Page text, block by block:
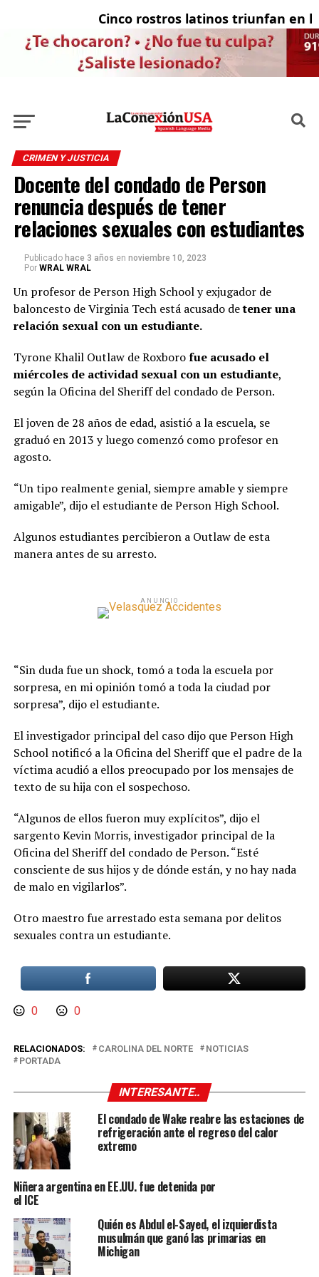
Cinco rostros latinos triunfan en la
CRIMEN Y JUSTICIA
Docente del condado de Person
renuncia después de tener
relaciones sexuales con estudiantes
Publicado hace 3 años en noviembre 10, 2023
Por WRAL WRAL
Un profesor de Person High School y exjugador de
baloncesto de Virginia Tech está acusado detener una
relación sexual con un estudiante.
Tyrone Khalil Outlaw de Roxborofue acusado el
miércoles de actividad sexual con un estudiante,
según la Oficina del Sheriff del condado de Person.
El joven de 28 años de edad, asistió a la escuela, se
graduó en 2013 y luego comenzó como profesor en
agosto.
“Un tipo realmente genial, siempre amable y siempre
amigable”, dijo el estudiante de Person High School.
Algunos estudiantes percibieron a Outlaw de esta
manera antes de su arresto.
ANUNCIO
“Sin duda fue un shock, tomó a toda la escuela por
sorpresa, en mi opinión tomó a toda la ciudad por
sorpresa”, dijo el estudiante.
El investigador principal del caso dijo que Person High
School notificó a la Oficina del Sheriff que el padre de la
víctima acudió a ellos preocupado por los mensajes de
texto de su hija con el sospechoso.
“Algunos de ellos fueron muy explícitos”, dijo el
sargento Kevin Morris, investigador principal de la
Oficina del Sheriff del condado de Person. “Esté
consciente de sus hijos y de dónde están, y no hay nada
de malo en vigilarlos”.
Otro maestro fue arrestado esta semana por delitos
sexuales contra un estudiante.
0 0
RELACIONADOS: CAROLINA DEL NORTE
NOTICIAS
PORTADA
INTERESANTE..
El condado de Wake reabre las estaciones de
refrigeración ante el regreso del calor
extremo
Niñera argentina en EE.UU. fue detenida por
el ICE
Quién es Abdul el-Sayed, el izquierdista
musulmán que ganó las primarias en
Michigan